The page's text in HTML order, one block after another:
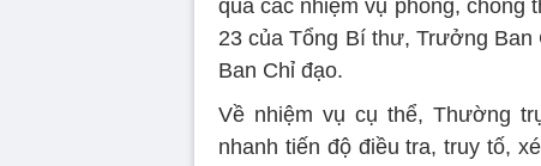
quả các nhiệm vụ phòng, chống
23 của Tổng Bí thư, Trưởng
Ban Chỉ đạo.
Về nhiệm vụ cụ thể, Thường
nhanh tiến độ điều tra, truy tố,